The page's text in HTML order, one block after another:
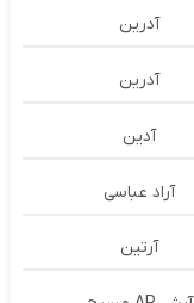
آدرين
آدرین
آدین
آراد عباسی
آرتین